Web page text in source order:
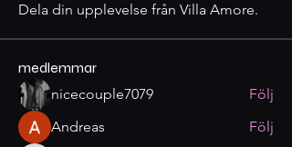
Dela din upplevelse från Villa Amore.
medlemmar
nicecouple7079
Följ
Andreas
Följ